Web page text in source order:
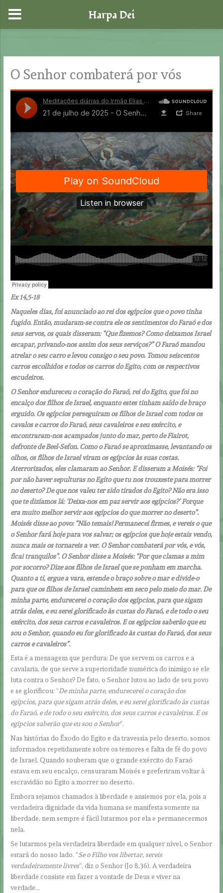
content
O Senhor combaterá por vós
Ex 14,5-18
Naqueles dias, foi anunciado ao rei dos egípcios que o povo tinha
fugido. Então, mudaram-se contra ele os sentimentos do Faraó e dos
seus servos, os quais disseram: “Que fizemos? Como deixamos Israel
escapar, privando-nos assim dos seus serviços?” O Faraó mandou
atrelar o seu carro e levou consigo o seu povo. Tomou seiscentos
carros escolhidos e todos os carros do Egito, com os respectivos
escudeiros.
O Senhor endureceu o coração do Faraó, rei do Egito, que foi no
encalço dos filhos de Israel, enquanto estes tinham saído de braço
erguido. Os egípcios perseguiram os filhos de Israel com todos os
cavalos e carros do Faraó, seus cavaleiros e seu exército, e
encontraram-nos acampados junto do mar, perto de Fiairot,
defronte de Beel-Sefon. Como o Faraó se aproximasse, levantando os
olhos, os filhos de Israel viram os egípcios às suas costas.
Aterrorizados, eles clamaram ao Senhor. E disseram a Moisés: “Foi
por não haver sepulturas no Egito que tu nos trouxeste para morrer
no deserto? De que nos valeu ter sido tirados do Egito? Não era isso
que te dizíamos lá: ‘Deixa-nos em paz servir aos egípcios?’ Porque
era muito melhor servir aos egípcios do que morrer no deserto”.
Moisés disse ao povo: “Não temais! Permanecei firmes, e vereis o que
o Senhor fará hoje para vos salvar; os egípcios que hoje estais vendo,
nunca mais os tornareis a ver. O Senhor combaterá por vós, e vós,
ficai tranquilos”. O Senhor disse a Moisés: “Por que clamas a mim
por socorro? Dize aos filhos de Israel que se ponham em marcha.
Quanto a ti, ergue a vara, estende o braço sobre o mar e divide-o
para que os filhos de Israel caminhem em seco pelo meio do mar. De
minha parte, endurecerei o coração dos egípcios, para que sigam
atrás deles, e eu serei glorificado às custas do Faraó, e de todo o seu
exército, dos seus carros e cavaleiros. E os egípcios saberão que eu
sou o Senhor, quando eu for glorificado às custas do Faraó, dos seus
carros e cavaleiros”.
Esta é a mensagem que perdura: De que servem os carros e a
cavalaria, de que serve a superioridade numérica do inimigo se ele
luta contra o Senhor? De fato, o Senhor lutou ao lado de seu povo
e se glorificou: “De minha parte, endurecerei o coração dos
egípcios, para que sigam atrás deles, e eu serei glorificado às custas
do Faraó, e de todo o seu exército, dos seus carros e cavaleiros. E os
egípcios saberão que eu sou o Senhor”.
Nas histórias do Êxodo do Egito e da travessia pelo deserto, somos
informados repetidamente sobre os temores e falta de fé do povo
de Israel. Quando souberam que o grande exército do Faraó
estava em seu encalço, censuraram Moisés e preferiram voltar à
escravidão no Egito a morrer no deserto.
Embora sejamos chamados à liberdade e ansiemos por ela, pois a
verdadeira dignidade da vida humana se manifesta somente na
liberdade, nem sempre é fácil lutarmos por ela e permanecermos
nela.
Se lutarmos pela verdadeira liberdade em qualquer nível, o Senhor
estará do nosso lado. “Se o Filho vos libertar, sereis
verdadeiramente livres“, diz o Senhor (Jo 8,36). A verdadeira
liberdade consiste em fazer a vontade de Deus e viver na
verdade…
Harpa Dei